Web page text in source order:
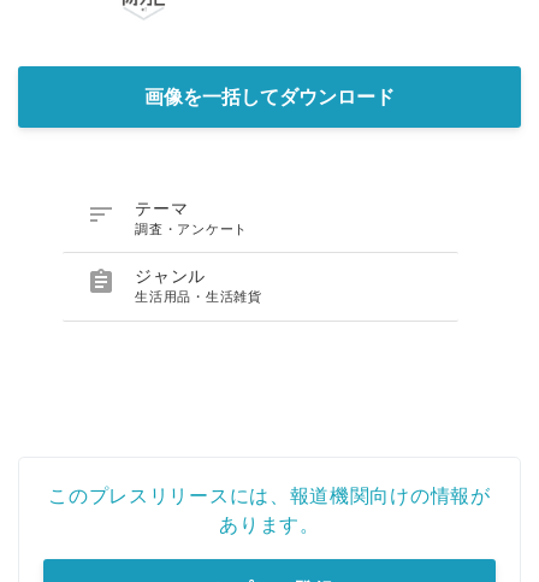
画像を一括してダウンロード
 テーマ
調査・アンケート
 ジャンル
生活用品・生活雑貨
このプレスリリースには、報道機関向けの情報が
あります。